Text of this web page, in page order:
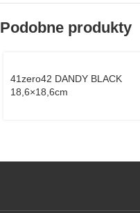
Podobne produkty
41zero42 DANDY BLACK
18,6×18,6cm